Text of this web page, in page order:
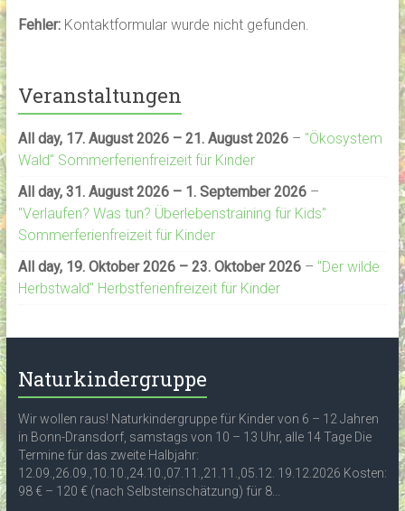
Fehler:Kontaktformular wurde nicht gefunden.
Veranstaltungen
All day, 17. August 2026 – 21. August 2026– "Ökosystem
Wald" Sommerferienfreizeit für Kinder
All day, 31. August 2026 – 1. September 2026–
"Verlaufen? Was tun? Überlebenstraining für Kids"
Sommerferienfreizeit für Kinder
All day, 19. Oktober 2026 – 23. Oktober 2026– "Der wilde
Herbstwald" Herbstferienfreizeit für Kinder
Naturkindergruppe
Wir wollen raus! Naturkindergruppe für Kinder von 6 – 12 Jahren
in Bonn-Dransdorf, samstags von 10 – 13 Uhr, alle 14 Tage Die
Termine für das zweite Halbjahr:
12.09.,26.09.,10.10.,24.10.,07.11.,21.11.,05.12. 19.12.2026 Kosten:
98 € – 120 € (nach Selbsteinschätzung) für 8...